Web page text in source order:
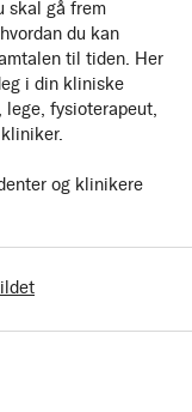
skal gå frem
du kan
til tiden. Her
i din kliniske
lege, fysioterapeut,
og klinikere